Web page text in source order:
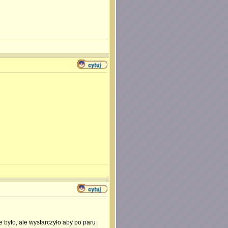
ale wystarczyło aby po paru